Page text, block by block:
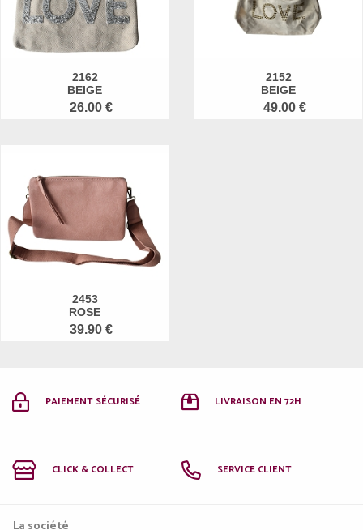
2162
BEIGE
26.00 €
2152
BEIGE
49.00 €
2453
ROSE
39.90 €
PAIEMENT SÉCURISÉ LIVRAISON EN 72H
CLICK & COLLECT SERVICE CLIENT
La société